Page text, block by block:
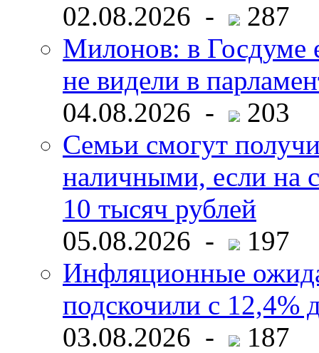
02.08.2026 -
287
Милонов: в Госдуме
не видели в
04.08.2026 -
203
Семьи смогут
наличными, если на
10 тысяч рублей
05.08.2026 -
197
Инфляционные
подскочили с 12,4%
03.08.2026 -
187